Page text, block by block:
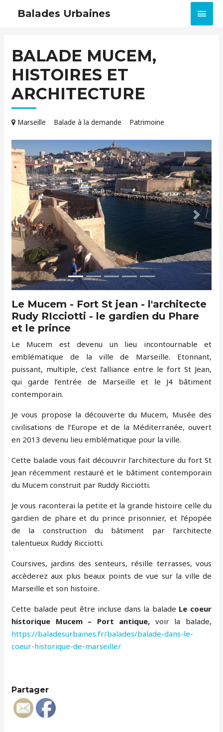
Balades Urbaines
BALADE MUCEM,
HISTOIRES ET
ARCHITECTURE
Marseille Balade à la demande Patrimoine
Précédent Suivant
Le Mucem - Fort St jean - l'architecte
Rudy RIcciotti - le gardien du Phare
et le prince
Le Mucem est devenu un lieu incontournable et
emblématique de la ville de Marseille. Etonnant,
puissant, multiple, c’est l’alliance entre le fort St Jean,
qui garde l’entrée de Marseille et le J4 bâtiment
contemporain.
Je vous propose la découverte du Mucem, Musée des
civilisations de l’Europe et de la Méditerranée, ouvert
en 2013 devenu lieu emblématique pour la ville.
Cette balade vous fait découvrir l’architecture du fort St
Jean récemment restauré et le bâtiment contemporain
du Mucem construit par Ruddy Ricciotti.
Je vous raconterai la petite et la grande histoire celle du
gardien de phare et du prince prisonnier, et l’épopée
de la construction du bâtiment par l’architecte
talentueux Ruddy Ricciotti.
Coursives, jardins des senteurs, résille terrasses, vous
accèderez aux plus beaux points de vue sur la ville de
Marseille et son histoire.
Cette balade peut être incluse dans la balade Le coeur
historique Mucem – Port antique, voir la balade,
https://baladesurbaines.fr/balades/balade-dans-le-
coeur-historique-de-marseille/
Partager